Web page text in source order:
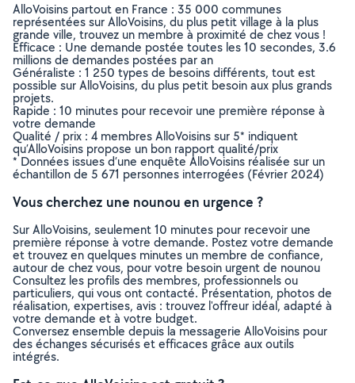
AlloVoisins partout en France : 35 000 communes
représentées sur AlloVoisins, du plus petit village à la plus
grande ville, trouvez un membre à proximité de chez vous !
Efficace : Une demande postée toutes les 10 secondes, 3.6
millions de demandes postées par an
Généraliste : 1 250 types de besoins différents, tout est
possible sur AlloVoisins, du plus petit besoin aux plus grands
projets.
Rapide : 10 minutes pour recevoir une première réponse à
votre demande
Qualité / prix : 4 membres AlloVoisins sur 5* indiquent
qu’AlloVoisins propose un bon rapport qualité/prix
* Données issues d’une enquête AlloVoisins réalisée sur un
échantillon de 5 671 personnes interrogées (Février 2024)
Vous cherchez une nounou en urgence ?
Sur AlloVoisins, seulement 10 minutes pour recevoir une
première réponse à votre demande. Postez votre demande
et trouvez en quelques minutes un membre de confiance,
autour de chez vous, pour votre besoin urgent de nounou
Consultez les profils des membres, professionnels ou
particuliers, qui vous ont contacté. Présentation, photos de
réalisation, expertises, avis : trouvez l'offreur idéal, adapté à
votre demande et à votre budget.
Conversez ensemble depuis la messagerie AlloVoisins pour
des échanges sécurisés et efficaces grâce aux outils
intégrés.